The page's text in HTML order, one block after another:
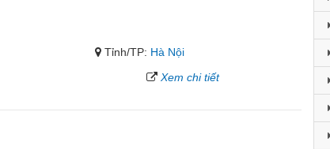
Tỉnh/TP: Hà Nội
Xem chi tiết